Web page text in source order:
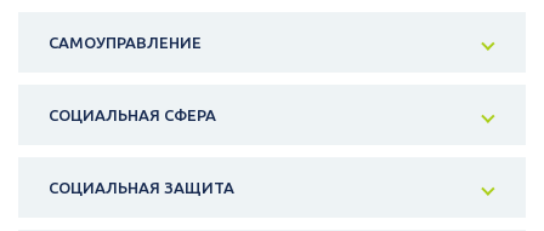
САМОУПРАВЛЕНИЕ
СОЦИАЛЬНАЯ СФЕРА
СОЦИАЛЬНАЯ ЗАЩИТА